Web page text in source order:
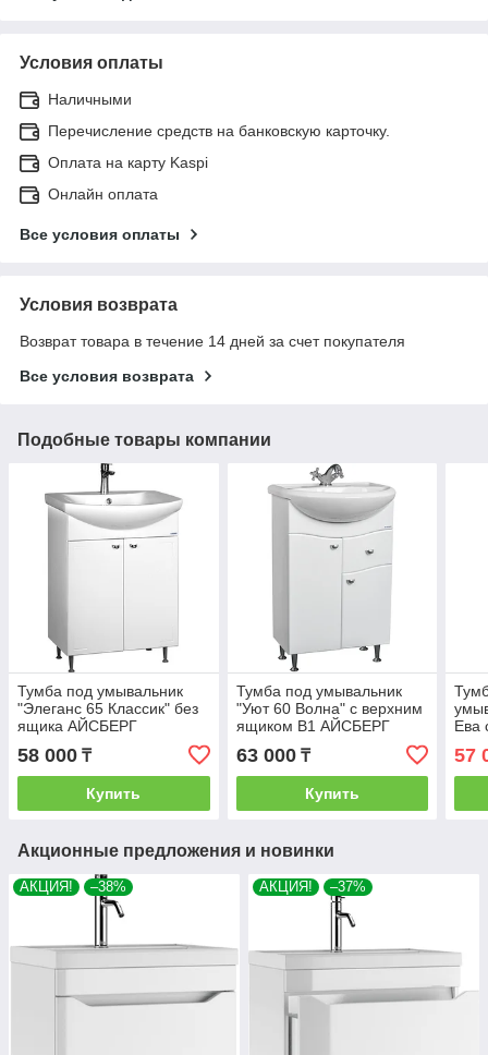
Условия оплаты
Наличными
Перечисление средств на банковскую карточку.
Оплата на карту Kaspi
Онлайн оплата
Все условия оплаты
Условия возврата
Возврат товара в течение 14 дней за счет покупателя
Все условия возврата
Подобные товары компании
Тумба под умывальник
"Элеганс 65 Классик" без
ящика АЙСБЕРГ
58 000 ₸
Купить
Тумба под умывальник
"Уют 60 Волна" с верхним
ящиком В1 АЙСБЕРГ
63 000₸
Купить
Ева
57
Акционные предложения и новинки
АКЦИЯ! –38% АКЦИЯ! –37%